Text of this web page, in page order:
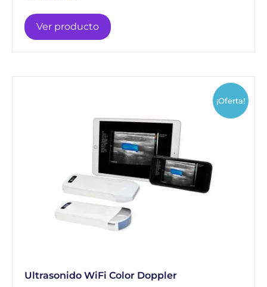
Ver producto
¡Oferta!
Ultrasonido WiFi Color Doppler